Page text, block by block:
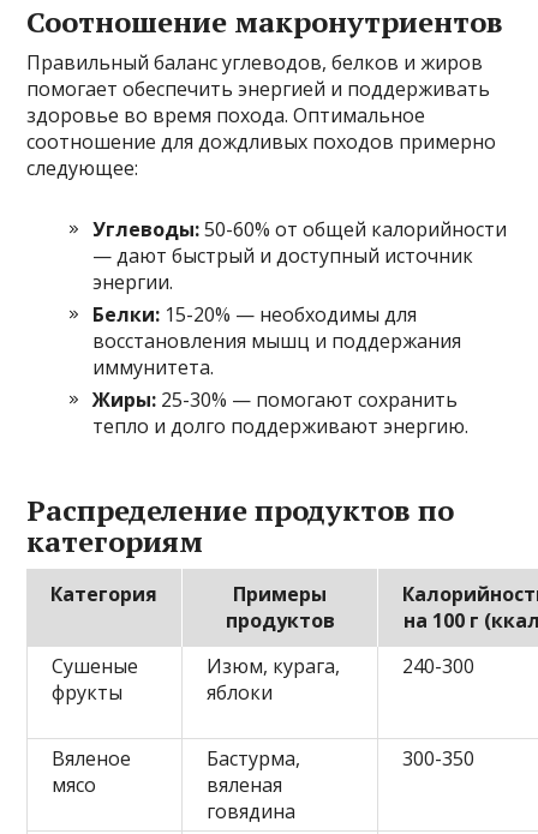
Соотношение макронутриентов
Правильный баланс углеводов, белков и жиров
помогает обеспечить энергией и поддерживать
здоровье во время похода. Оптимальное
соотношение для дождливых походов примерно
следующее:
Углеводы:50-60% от общей калорийности
— дают быстрый и доступный источник
энергии.
Белки: 15-20% — необходимы для
восстановления мышц и поддержания
иммунитета.
Жиры: 25-30% — помогают сохранить
тепло и долго поддерживают энергию.
Распределение продуктов по
категориям
Категория
Примеры
продуктов
на 100 г
Сушеные
фрукты
Изюм, курага,
яблоки
240-300
Вяленое
мясо
Бастурма,
вяленая
говядина
300-350